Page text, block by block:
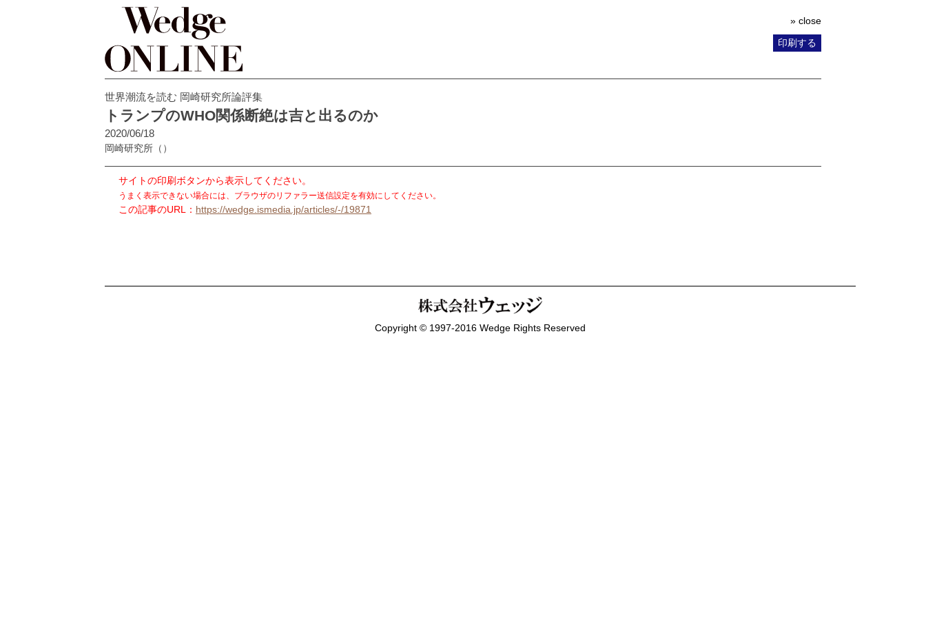
» close
印刷する
世界潮流を読む 岡崎研究所論評集
トランプのWHO関係断絶は吉と出るのか
2020/06/18
岡崎研究所 （）
サイトの印刷ボタンから表示してください。
うまく表示できない場合には、ブラウザのリファラー送信設定を有効にしてください。
この記事のURL： https://wedge.ismedia.jp/articles/-/19871
Copyright © 1997-2016 Wedge Rights Reserved